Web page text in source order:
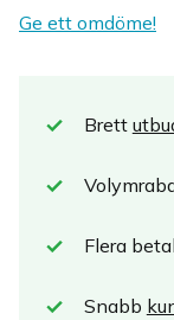
Ge ett omdöme!
Brett
Flera
Snabb